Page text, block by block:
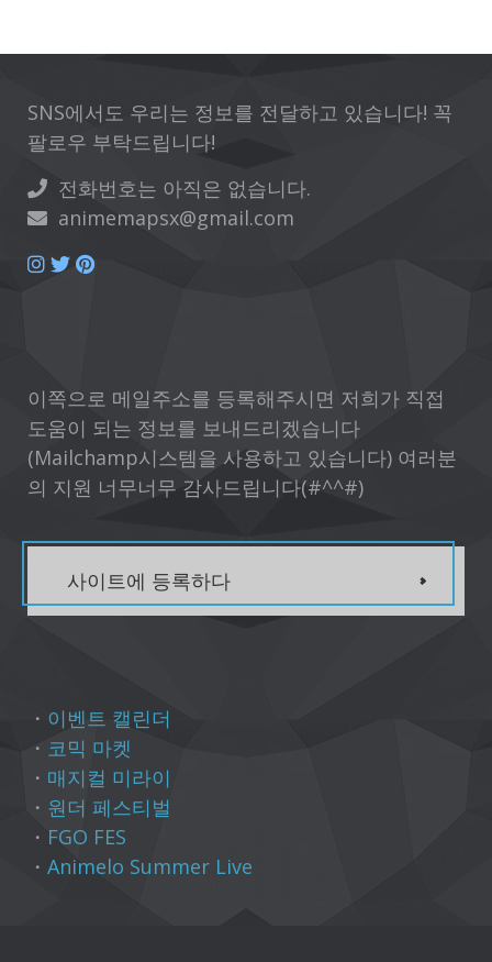
SNS에서도 우리는 정보를 전달하고 있습니다! 꼭
팔로우 부탁드립니다!
전화번호는 아직은 없습니다.
animemapsx@gmail.com
이쪽으로 메일주소를 등록해주시면 저희가 직접
도움이 되는 정보를 보내드리겠습니다
(Mailchamp시스템을 사용하고 있습니다) 여러분
의 지원 너무너무 감사드립니다(#^^#)
사이트에 등록하다
・ 이벤트 캘린더
・ 코믹 마켓
・ 매지컬 미라이
・ 원더 페스티벌
・ FGO FES
・ Animelo Summer Live